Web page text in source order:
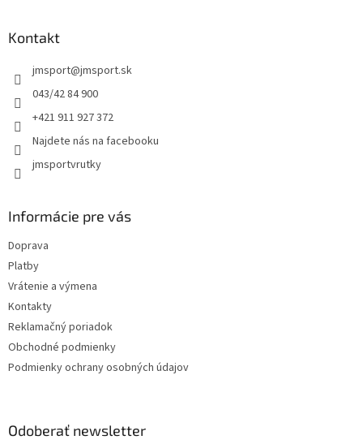
Kontakt
jmsport@jmsport.sk
043/42 84 900
+421 911 927 372
Najdete nás na facebooku
jmsportvrutky
Informácie pre vás
Doprava
Platby
Vrátenie a výmena
Kontakty
Reklamačný poriadok
Obchodné podmienky
Podmienky ochrany osobných údajov
Odoberať newsletter